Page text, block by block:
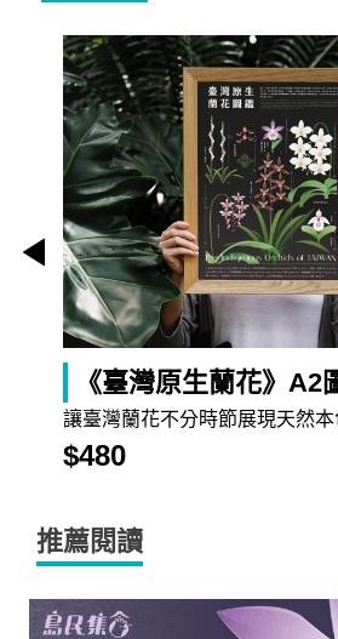
《臺灣原生蘭花》A2
讓臺灣蘭花不分時節展現天然
$480
推薦閱讀